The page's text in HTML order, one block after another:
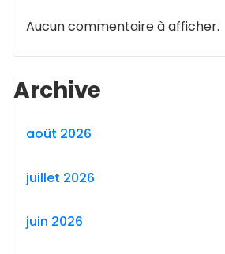
Aucun commentaire à afficher.
Archive
août 2026
juillet 2026
juin 2026